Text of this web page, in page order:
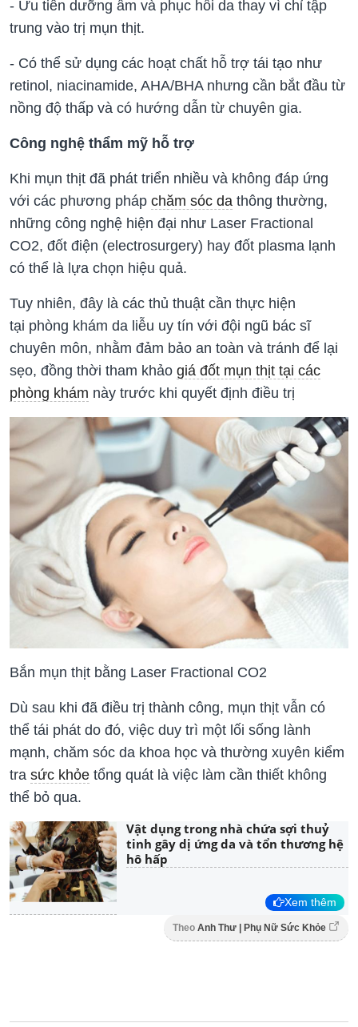
- Ưu tiên dưỡng ẩm và phục hồi da thay vì chỉ tập
trung vào trị mụn thịt.
- Có thể sử dụng các hoạt chất hỗ trợ tái tạo như
retinol, niacinamide, AHA/BHA nhưng cần bắt đầu từ
nồng độ thấp và có hướng dẫn từ chuyên gia.
Công nghệ thẩm mỹ hỗ trợ
Khi mụn thịt đã phát triển nhiều và không đáp ứng
với các phương pháp chăm sóc da thông thường,
những công nghệ hiện đại như Laser Fractional
CO2, đốt điện (electrosurgery) hay đốt plasma lạnh
có thể là lựa chọn hiệu quả.
Tuy nhiên, đây là các thủ thuật cần thực hiện
tại phòng khám da liễu uy tín với đội ngũ bác sĩ
chuyên môn, nhằm đảm bảo an toàn và tránh để lại
sẹo, đồng thời tham khảo giá đốt mụn thịt tại các
phòng khám này trước khi quyết định điều trị
Bắn mụn thịt bằng Laser Fractional CO2
Dù sau khi đã điều trị thành công, mụn thịt vẫn có
thể tái phát do đó, việc duy trì một lối sống lành
mạnh, chăm sóc da khoa học và thường xuyên kiểm
tra sức khỏe tổng quát là việc làm cần thiết không
thể bỏ qua.
Vật dụng trong nhà chứa sợi thuỷ
tinh gây dị ứng da và tổn thương hệ
hô hấp
Xem thêm
Theo Anh Thư | Phụ Nữ Sức Khỏe